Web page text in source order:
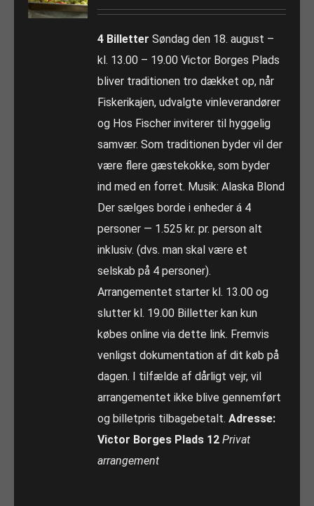
4 Billetter Søndag den 18. august –
kl. 13.00 – 19.00 Victor Borges Plads
bliver traditionen tro dækket op, når
Fiskerikajen, udvalgte vinleverandører
og Hos Fischer inviterer til hyggelig
samvær. Som traditionen byder vil der
være flere gæstekokke, som byder
ind med en forret. Musik: Alaska Blond
Der sælges borde i enheder á 4
personer — 1.525 kr. pr. person alt
inklusiv. (dvs. man skal være et
selskab på 4 personer).
Arrangementet starter kl. 13.00 og
slutter kl. 19.00 Billetter kan kun
købes online via dette link. Fremvis
venligst dokumentation af dit køb på
dagen. I tilfælde af dårligt vejr, vil
arrangementet ikke blive gennemført
og billetpris tilbagebetalt.Adresse:
Victor Borges Plads 12 Privat
arrangement